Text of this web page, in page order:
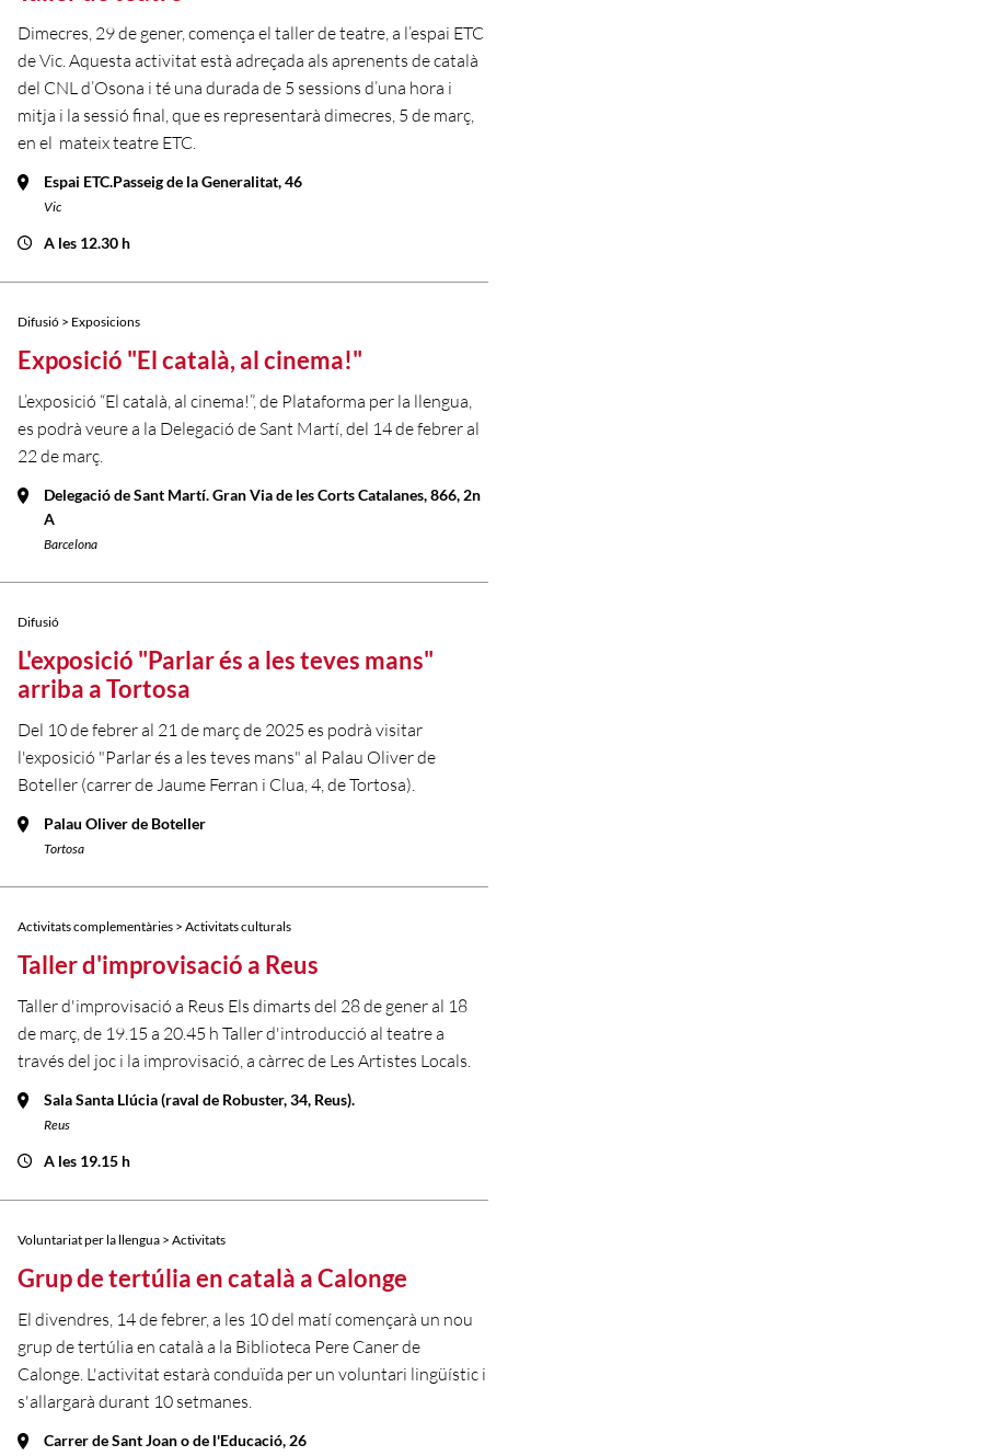
Dimecres, 29 de gener, comença el taller de teatre, a l’espai ETC
de Vic. Aquesta activitat està adreçada als aprenents de català
del CNL d’Osona i té una durada de 5 sessions d’una hora i
mitja i la sessió final, que es representarà dimecres, 5 de març,
en el mateix teatre ETC.
Espai ETC.Passeig de la Generalitat, 46
Vic
A les 12.30 h
Difusió > Exposicions
Exposició "El català, al cinema!"
L’exposició “El català, al cinema!”, de Plataforma per la llengua,
es podrà veure a la Delegació de Sant Martí, del 14 de febrer al
22 de març.
Delegació de Sant Martí. Gran Via de les Corts Catalanes, 866, 2n
A
Barcelona
Difusió
L'exposició "Parlar és a les teves mans"
arriba a Tortosa
Del 10 de febrer al 21 de març de 2025 es podrà visitar
l'exposició "Parlar és a les teves mans" al Palau Oliver de
Boteller (carrer de Jaume Ferran i Clua, 4, de Tortosa).
Palau Oliver de Boteller
Tortosa
Activitats complementàries > Activitats culturals
Taller d'improvisació a Reus
Taller d'improvisació a Reus Els dimarts del 28 de gener al 18
de març, de 19.15 a 20.45 h Taller d'introducció al teatre a
través del joc i la improvisació, a càrrec de Les Artistes Locals.
Sala Santa Llúcia (raval de Robuster, 34, Reus).
Reus
A les 19.15 h
Voluntariat per la llengua > Activitats
Grup de tertúlia en català a Calonge
El divendres, 14 de febrer, a les 10 del matí començarà un nou
grup de tertúlia en català a la Biblioteca Pere Caner de
Calonge. L'activitat estarà conduïda per un voluntari lingüístic i
s'allargarà durant 10 setmanes.
Carrer de Sant Joan o de l'Educació, 26